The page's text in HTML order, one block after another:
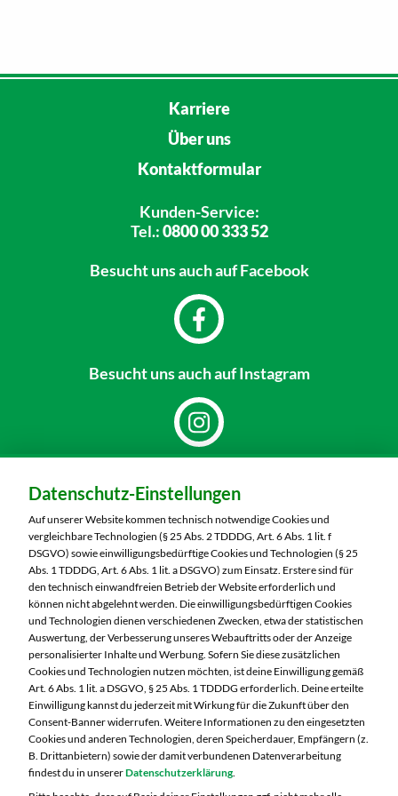
Karriere
Über uns
Kontaktformular
Kunden-Service:
Tel.:0800 00 333 52
Besucht unsauch auf Facebook
Besucht unsauch auf Instagram
MARKTKAUF Nürnberg-Mögeldorf
Laufamholzstraße 40/42
90482 Nürnberg
Telefon:0911 54340
Markt ändern
Öffnungszeiten diese Woche:
Mo:
08:00 – 20:00 Uhr
Di:
08:00 – 20:00 Uhr
Mi:
08:00 – 20:00 Uhr
Do:
08:00 – 20:00 Uhr
Fr:
08:00 – 20:00 Uhr
Datenschutz-Einstellungen
Auf unserer Website kommen technisch notwendige Cookies und
vergleichbare Technologien (§ 25 Abs. 2 TDDDG, Art. 6 Abs. 1 lit. f
DSGVO) sowie einwilligungsbedürftige Cookies und Technologien (§ 25
Abs. 1 TDDDG, Art. 6 Abs. 1 lit. a DSGVO) zum Einsatz. Erstere sind für
den technisch einwandfreien Betrieb der Website erforderlich und
können nicht abgelehnt werden. Die einwilligungsbedürftigen Cookies
und Technologien dienen verschiedenen Zwecken, etwa der statistischen
Auswertung, der Verbesserung unseres Webauftritts oder der Anzeige
personalisierter Inhalte und Werbung. Sofern Sie diese zusätzlichen
Cookies und Technologien nutzen möchten, ist deine Einwilligung gemäß
Art. 6 Abs. 1 lit. a DSGVO, § 25 Abs. 1 TDDDG erforderlich. Deine erteilte
Einwilligung kannst du jederzeit mit Wirkung für die Zukunft über den
Consent-Banner widerrufen. Weitere Informationen zu den eingesetzten
Cookies und anderen Technologien, deren Speicherdauer, Empfängern (z.
B. Drittanbietern) sowie der damit verbundenen Datenverarbeitung
findest du in unsererDatenschutzerklärung.